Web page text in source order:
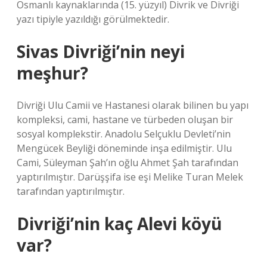
Osmanlı kaynaklarında (15. yüzyıl) Divrik ve Divriği
yazı tipiyle yazıldığı görülmektedir.
Sivas Divriği’nin neyi
meşhur?
Divriği Ulu Camii ve Hastanesi olarak bilinen bu yapı
kompleksi, cami, hastane ve türbeden oluşan bir
sosyal komplekstir. Anadolu Selçuklu Devleti’nin
Mengücek Beyliği döneminde inşa edilmiştir. Ulu
Cami, Süleyman Şah’ın oğlu Ahmet Şah tarafından
yaptırılmıştır. Darüşşifa ise eşi Melike Turan Melek
tarafından yaptırılmıştır.
Divriği’nin kaç Alevi köyü
var?